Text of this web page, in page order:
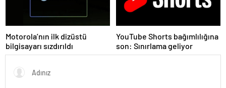
Motorola’nın ilk dizüstü
bilgisayarı sızdırıldı
YouTube Shorts bağımlılığına
son: Sınırlama geliyor